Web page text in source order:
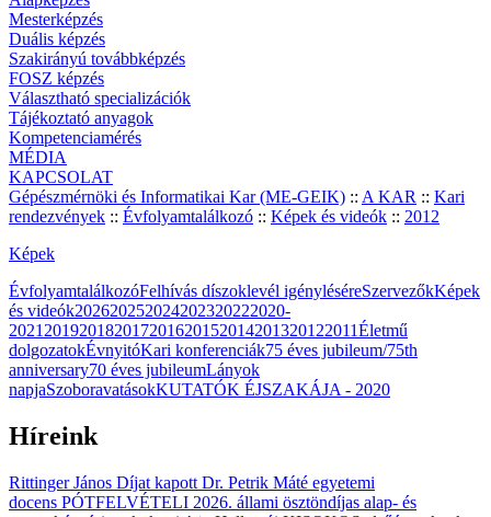
Mesterképzés
Duális képzés
Szakirányú továbbképzés
FOSZ képzés
Választható specializációk
Tájékoztató anyagok
Kompetenciamérés
MÉDIA
KAPCSOLAT
Gépészmérnöki és Informatikai Kar (ME-GEIK) :: A KAR :: Kari
rendezvények :: Évfolyamtalálkozó :: Képek és videók :: 2012
Képek
ÉvfolyamtalálkozóFelhívás díszoklevél igényléséreSzervezőkKépek
és videók202620252024202320222020-
2021 201920182017201620152014201320122011Életmű
dolgozatokÉvnyitóKari konferenciák75 éves jubileum/75th
anniversary70 éves jubileumLányok
napjaSzoboravatásokKUTATÓK ÉJSZAKÁJA - 2020
Híreink
Rittinger János Díjat kapott Dr. Petrik Máté egyetemi
docens PÓTFELVÉTELI 2026. állami ösztöndíjas alap- és